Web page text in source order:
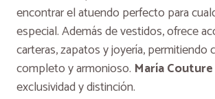
encontrar el atuendo perfecto para
especial. Además de vestidos, ofrece
carteras, zapatos y joyería, permitiendo
completo y armonioso. María Couture
exclusividad y distinción.